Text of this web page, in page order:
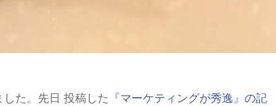
た。先日 投稿した 『マーケティングが秀逸』の記